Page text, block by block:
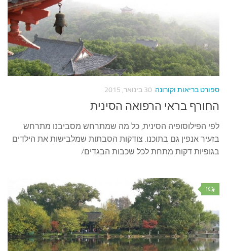
ספורט בריאות וקורונה 30 בינואר, 2015
החורף בראי הרפואה הסינית
לפי הפילוסופיה הסינית, כל מה שמתרחש מסביבנו מתרחש
בזעיר אנפין גם בתוכנו. צודקות הסבתות שמלבישות את הילדים
בגופיות דקות מתחת לכל שכבות הבגדים/
1